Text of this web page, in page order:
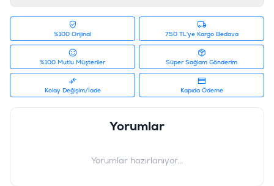
%100 Orijinal 750 TL'ye Kargo Bedava
%100 Mutlu Müşteriler Süper Sağlam Gönderim
Kolay Değişim/İade Kapıda Ödeme
Yorumlar
Yorumlar hazırlanıyor...